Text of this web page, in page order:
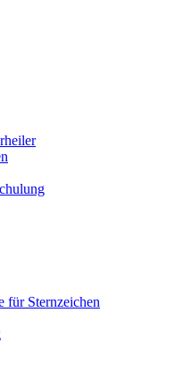
für Sternzeichen